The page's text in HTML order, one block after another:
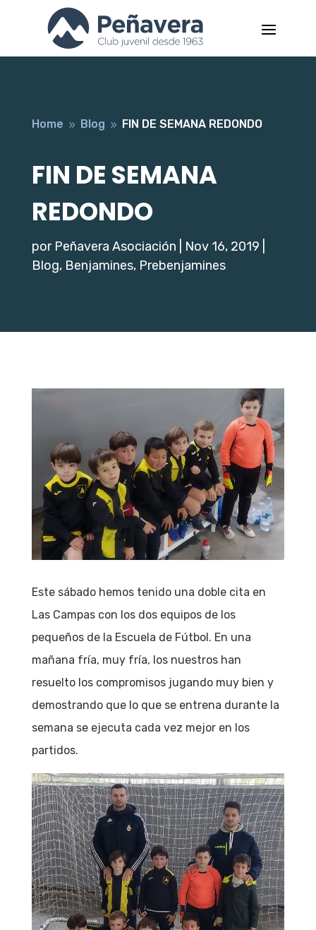
Home 9 Blog 9 FIN DE SEMANA REDONDO
FIN DE SEMANA
REDONDO
por Peñavera Asociación Nov 16, 2019
Blog, Benjamines, Prebenjamines
Este sábado hemos tenido una doble cita en
Las Campas con los dos equipos de los
pequeños de la Escuela de Fútbol. En una
mañana fría, muy fría, los nuestros han
resuelto los compromisos jugando muy bien y
demostrando que lo que se entrena durante la
semana se ejecuta cada vez mejor en los
partidos.